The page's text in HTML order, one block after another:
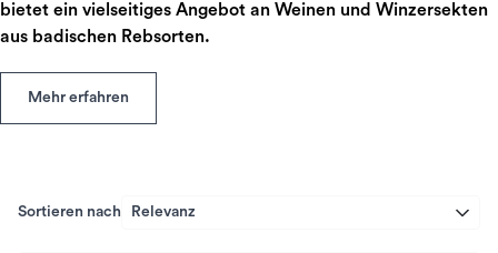
bietet ein vielseitiges Angebot an Weinen und Winzersekten
aus badischen Rebsorten.
Mehr erfahren
Sortieren nach Relevanz